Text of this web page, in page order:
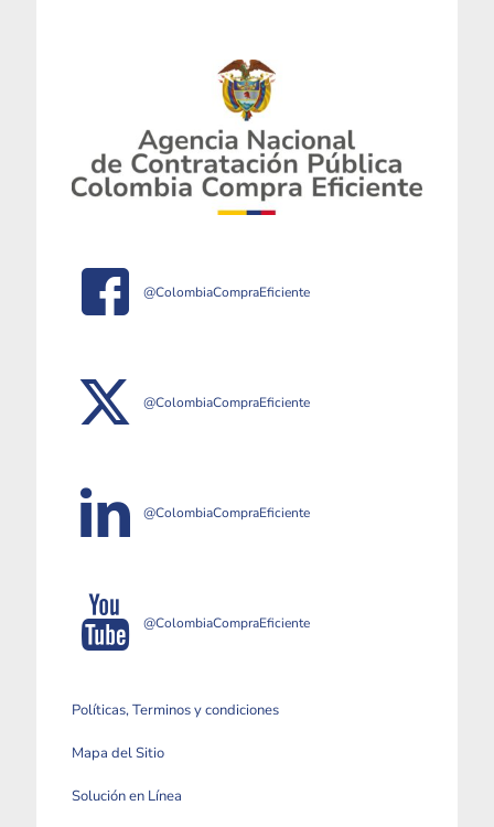
@ColombiaCompraEficiente
@ColombiaCompraEficiente
@ColombiaCompraEficiente
@ColombiaCompraEficiente
Políticas, Terminos y condiciones
Mapa del Sitio
Solución en Línea